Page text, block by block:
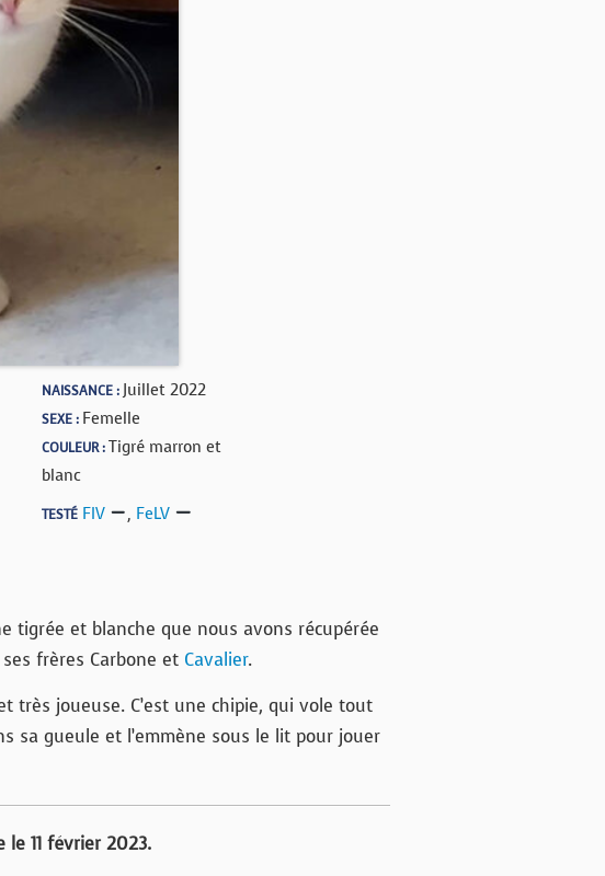
NAISSANCE : Juillet 2022
SEXE : Femelle
COULEUR :Tigré marron et
blanc
TESTÉ FIV , FeLV
tigrée et blanche que nous avons récupérée
frères Carbone et Cavalier.
très joueuse. C’est une chipie, qui vole tout
sa gueule et l’emmène sous le lit pour jouer
le 11 février 2023.